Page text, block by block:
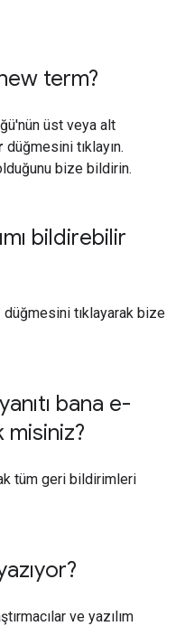
term?
üst veya alt
düğmesini tıklayın.
bize bildirin.
bildirebilir
düğmesini tıklayarak bize
bana e-
tüm geri bildirimleri
ve yazılım